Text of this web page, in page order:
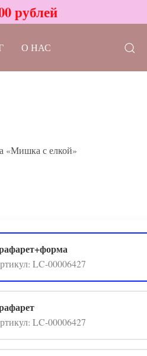
рублей
О НАС
«Мишка с елкой»
LC-00006427
LC-00006427